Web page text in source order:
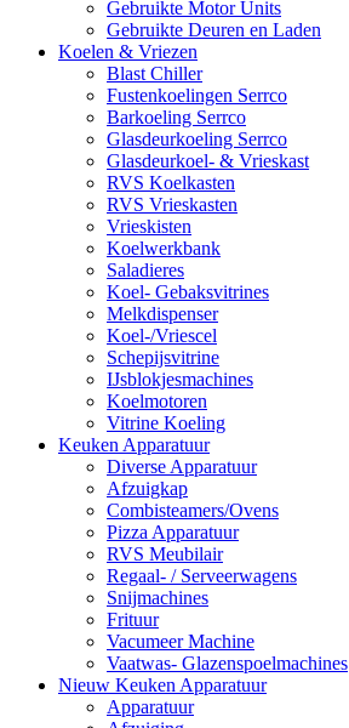
Gebruikte Motor Units
Gebruikte Deuren en Laden
Koelen & Vriezen
Blast Chiller
Fustenkoelingen Serrco
Barkoeling Serrco
Glasdeurkoeling Serrco
Glasdeurkoel- & Vrieskast
RVS Koelkasten
RVS Vrieskasten
Vrieskisten
Koelwerkbank
Saladieres
Koel- Gebaksvitrines
Melkdispenser
Koel-/Vriescel
Schepijsvitrine
IJsblokjesmachines
Koelmotoren
Vitrine Koeling
Keuken Apparatuur
Diverse Apparatuur
Afzuigkap
Combisteamers/Ovens
Pizza Apparatuur
RVS Meubilair
Regaal- / Serveerwagens
Snijmachines
Frituur
Vacumeer Machine
Vaatwas- Glazenspoelmachines
Nieuw Keuken Apparatuur
Apparatuur